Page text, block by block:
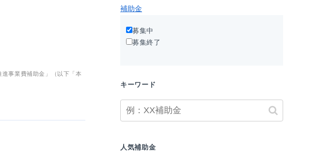
事業費補助金」（以下「本
補助金
募集中
募集終了
キーワード
人気補助金